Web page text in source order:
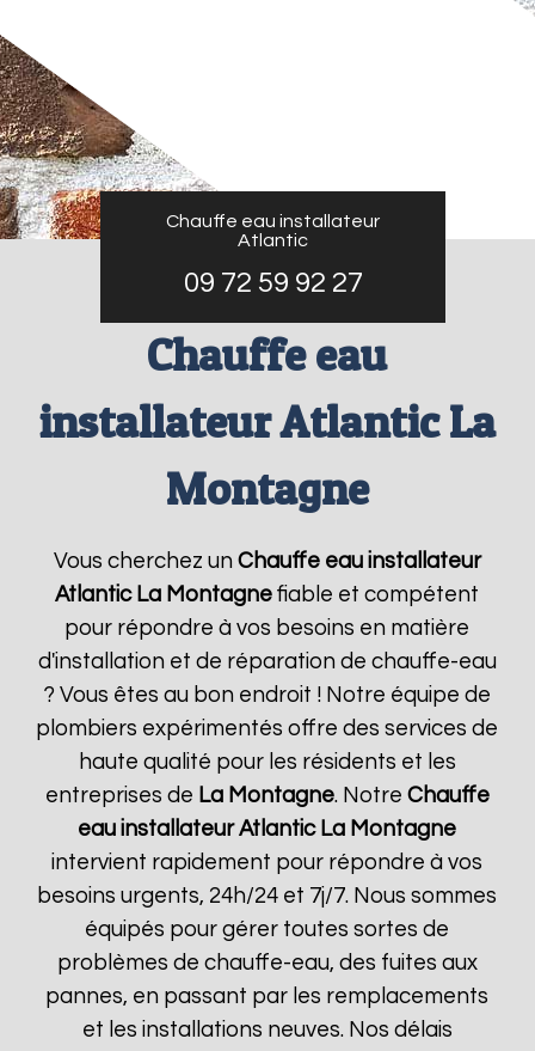
Chauffe eau installateur
Atlantic
09 72 59 92 27
Chauffe eau
installateur Atlantic La
Montagne
Vous cherchez un Chauffe eau installateur
Atlantic La Montagne fiable et compétent
pour répondre à vos besoins en matière
d'installation et de réparation de chauffe-eau
? Vous êtes au bon endroit ! Notre équipe de
plombiers expérimentés offre des services de
haute qualité pour les résidents et les
entreprises de La Montagne. Notre Chauffe
eau installateur Atlantic La Montagne
intervient rapidement pour répondre à vos
besoins urgents, 24h/24 et 7j/7. Nous sommes
équipés pour gérer toutes sortes de
problèmes de chauffe-eau, des fuites aux
pannes, en passant par les remplacements
et les installations neuves. Nos délais